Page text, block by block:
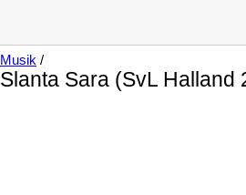
Musik /
Slanta Sara (SvL Halland